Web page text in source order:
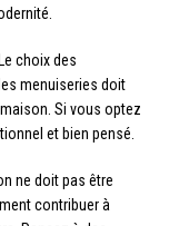
. Le choix des
menuiseries doit
Si vous optez
et bien pensé.
ne doit pas être
contribuer à